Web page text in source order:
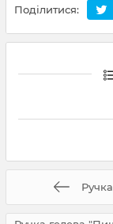
Поділитися: